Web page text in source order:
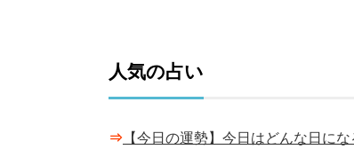
人気の占い
⇒ 【今日の運勢】今日はどんな日に